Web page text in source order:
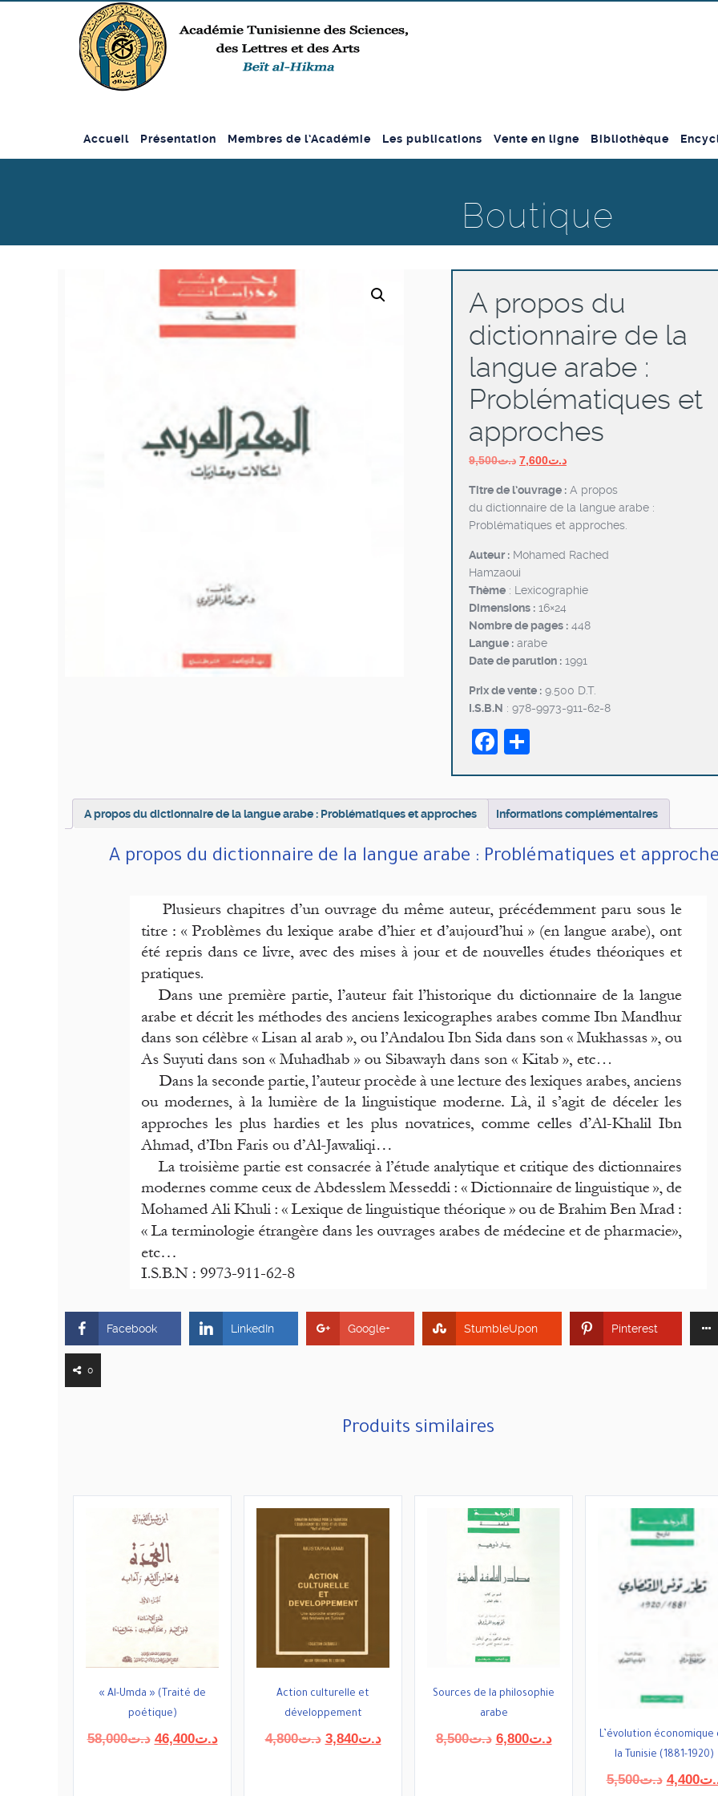
Accueil Présentation Membres de l’Académie Les publications Vente en ligne Bibliothèque
Boutique
A propos du
dictionnaire de la
langue arabe :
Problématiques et
approches
د.ت9,500
Le
initial
était :
د.ت7,600
Le
actuel
est :
د.ت7,600.
Titre de l’ouvrage : A propos
du dictionnaire de la langue arabe :
Problématiques et approches.
Auteur : Mohamed Rached
Hamzaoui
Thème : Lexicographie
Dimensions : 16×24
Nombre de pages : 448
Langue : arabe
Date de parution : 1991
Prix de vente : 9.500 D.T.
I.S.B.N : 978-9973-911-62-8
Facebook
A propos du dictionnaire de la langue arabe : Problématiques et approches Informations complémentaires
A propos du dictionnaire de la langue arabe : Problématiques et
Facebook LinkedIn Google+ StumbleUpon Pinterest
0
Produits similaires
« Al-Umda » (Traité de
poétique)
د.ت58,000
Le
د.ت46,400
Le
Action culturelle et
développement
د.ت4,800
Le
د.ت3,840
Le
Sources de la philosophie
arabe
د.ت8,500
Le
د.ت6,800
Le
L’évolution économique
la Tunisie (1881-1920)
د.ت5,500
Le
4,400